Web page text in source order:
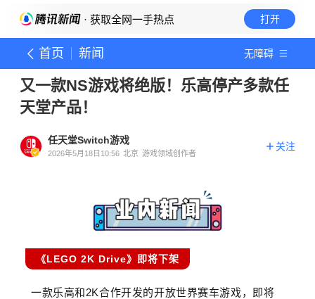
· 获取全网一手热点 打开
首页 新闻 无障碍
又一款NS游戏将绝版！乐高停产多款任
天堂产品！
任天堂Switch游戏
2026年5月18日10:56 北京 游戏领域创作者
关注
《LEGO 2K Drive》即将下架
一款乐高和2K合作开发的开放世界赛车游戏，即将